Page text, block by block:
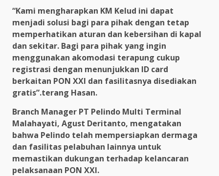
“Kami mengharapkan KM Kelud ini dapat
menjadi solusi bagi para pihak dengan tetap
memperhatikan aturan dan kebersihan di kapal
dan sekitar. Bagi para pihak yang ingin
menggunakan akomodasi terapung cukup
registrasi dengan menunjukkan ID card
berkaitan PON XXI dan fasilitasnya disediakan
gratis”.terang Hasan.
Branch Manager PT Pelindo Multi Terminal
Malahayati, Agust Deritanto, mengatakan
bahwa Pelindo telah mempersiapkan dermaga
dan fasilitas pelabuhan lainnya untuk
memastikan dukungan terhadap kelancaran
pelaksanaan PON XXI.